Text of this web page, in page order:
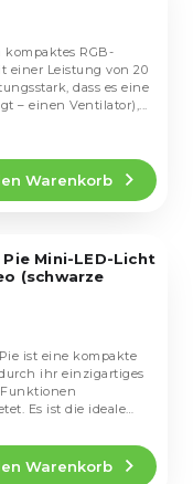
Warenkorb
kompaktes RGB-
einer Leistung von 20
dass es eine
– einen Ventilator),...
Pie Mini-LED-Licht
(schwarze
Warenkorb
ist eine kompakte
ihr einzigartiges
Es ist die ideale